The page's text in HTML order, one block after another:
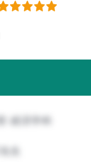
経済学科